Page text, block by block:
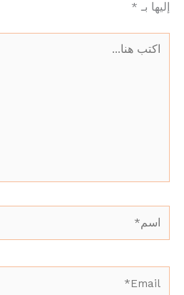
إليها بـ *
هنا...